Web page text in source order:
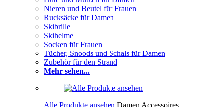
Nieren und Beutel für Frauen
Rucksäcke für Damen
Skibrille
Skihelme
Socken für Frauen
Tücher, Snoods und Schals für Damen
Zubehör für den Strand
Mehr sehen...
Alle Produkte ansehen Damen Accessoires